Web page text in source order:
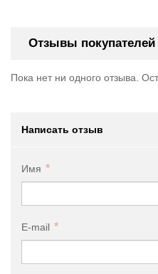
Отзывы покупателей
Пока нет ни одного отзыва.
Написать отзыв
Имя
E-mail